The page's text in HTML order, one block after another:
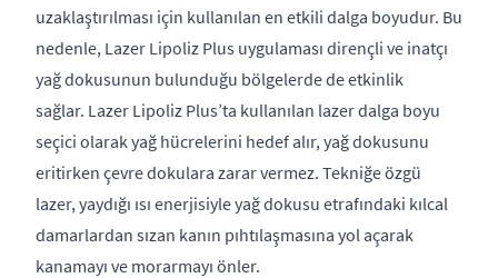
uzaklaştırılması için kullanılan en etkili dalga boyudur. Bu
nedenle, Lazer Lipoliz Plus uygulaması dirençli ve inatçı
yağ dokusunun bulunduğu bölgelerde de etkinlik
sağlar. Lazer Lipoliz Plus’ta kullanılan lazer dalga boyu
seçici olarak yağ hücrelerini hedef alır, yağ dokusunu
eritirken çevre dokulara zarar vermez. Tekniğe özgü
lazer, yaydığı ısı enerjisiyle yağ dokusu etrafındaki kılcal
damarlardan sızan kanın pıhtılaşmasına yol açarak
kanamayı ve morarmayı önler.